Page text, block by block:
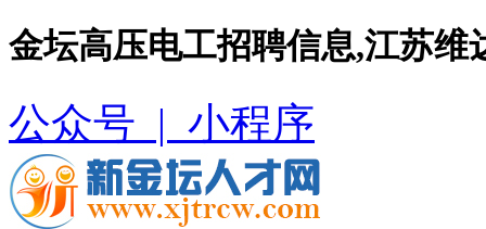
金坛高压电工招聘信息,江苏
公众号 | 小程序